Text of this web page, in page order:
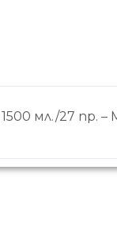
мл./27 пр. –